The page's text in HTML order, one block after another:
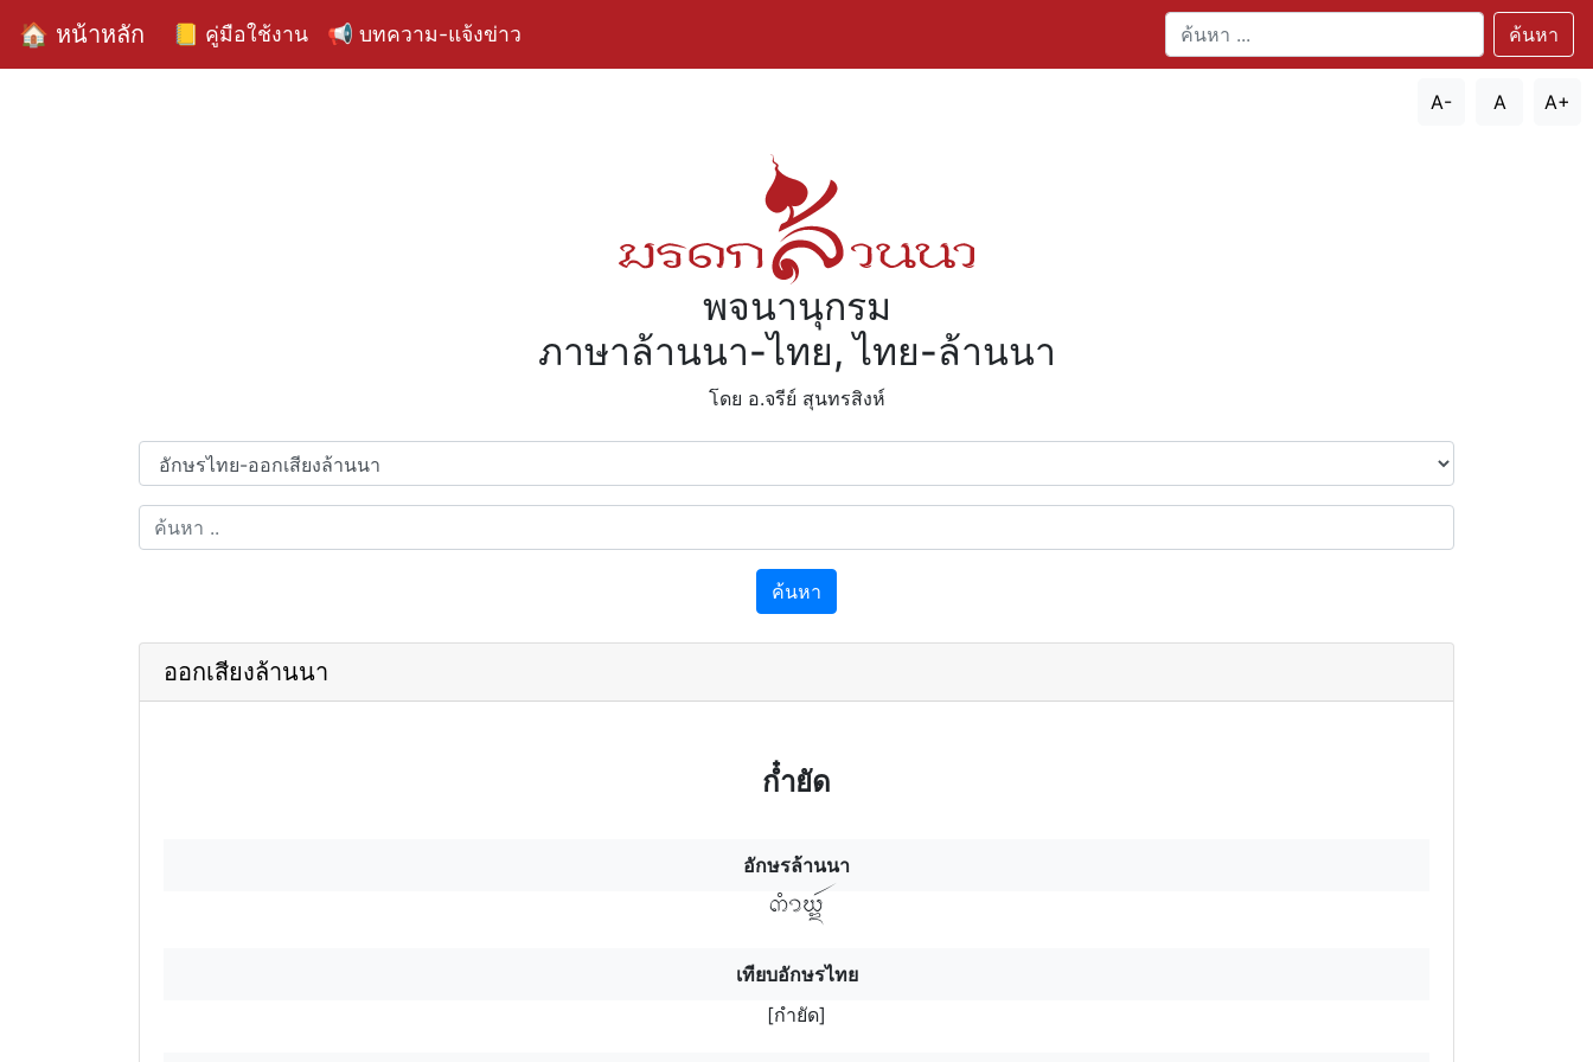
🏠 หน้าหลัก 📒 คู่มือใช้งาน 📢 บทความ-แจ้งข่าว ค้นหา
A- A A+
พจนานุกรม
ภาษาล้านนา-ไทย, ไทย-ล้านนา
โดย อ.จรีย์​ สุนทรสิงห์
ค้นหา
ออกเสียงล้านนา
กํ๋ายัด
อักษรล้านนา
กำยัดฯ
เทียบอักษรไทย
[กำยัด]